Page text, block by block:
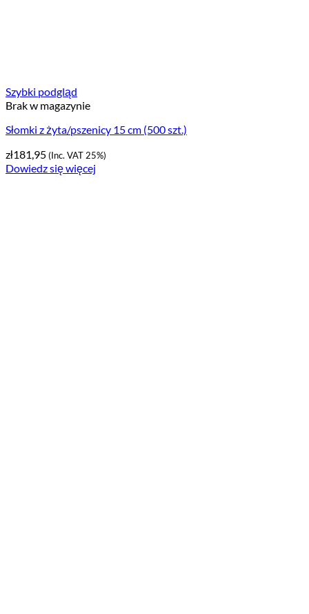
Szybki podgląd
Brak w magazynie
Słomki z żyta/pszenicy 15 cm (500 szt.)
zł181,95(Inc. VAT 25%)
Dowiedz się więcej